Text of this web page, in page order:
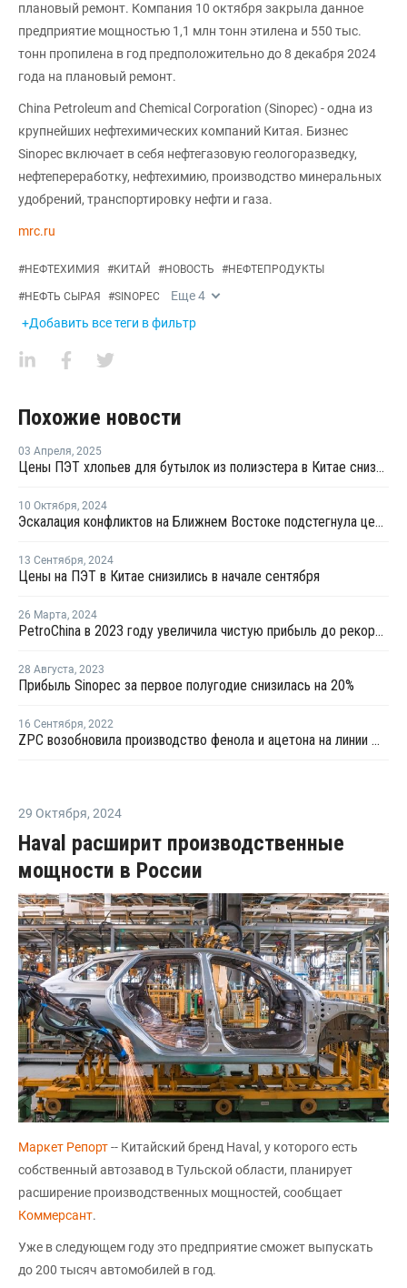
плановый ремонт. Компания 10 октября закрыла данное
предприятие мощностью 1,1 млн тонн этилена и 550 тыс.
тонн пропилена в год предположительно до 8 декабря 2024
года на плановый ремонт.
China Petroleum and Chemical Corporation (Sinopec) - одна из
крупнейших нефтехимических компаний Китая. Бизнес
Sinopec включает в себя нефтегазовую геологоразведку,
нефтепереработку, нефтехимию, производство минеральных
удобрений, транспортировку нефти и газа.
mrc.ru
#НЕФТЕХИМИЯ #КИТАЙ #НОВОСТЬ #НЕФТЕПРОДУКТЫ
#НЕФТЬ СЫРАЯ #SINOPEC Еще4
+Добавить все теги в фильтр
Похожие новости
03 Апреля, 2025
Цены ПЭТ хлопьев для бутылок из полиэстера в Китае снизились в марте
10 Октября, 2024
Эскалация конфликтов на Ближнем Востоке подстегнула цены на сырую нефть
13 Сентября, 2024
Цены на ПЭТ в Китае снизились в начале сентября
26 Марта, 2024
PetroChina в 2023 году увеличила чистую прибыль до рекордных USD22,3 млрд
28 Августа, 2023
Прибыль Sinopec за первое полугодие снизилась на 20%
16 Сентября, 2022
ZPC возобновила производство фенола и ацетона на линии №1 после ремонта
29 Октября, 2024
Haval расширит производственные
мощности в России
Маркет Репорт-- Китайский бренд Haval, у которого есть
собственный автозавод в Тульской области, планирует
расширение производственных мощностей, сообщает
Коммерсант.
Уже в следующем году это предприятие сможет выпускать
до 200 тысяч автомобилей в год.